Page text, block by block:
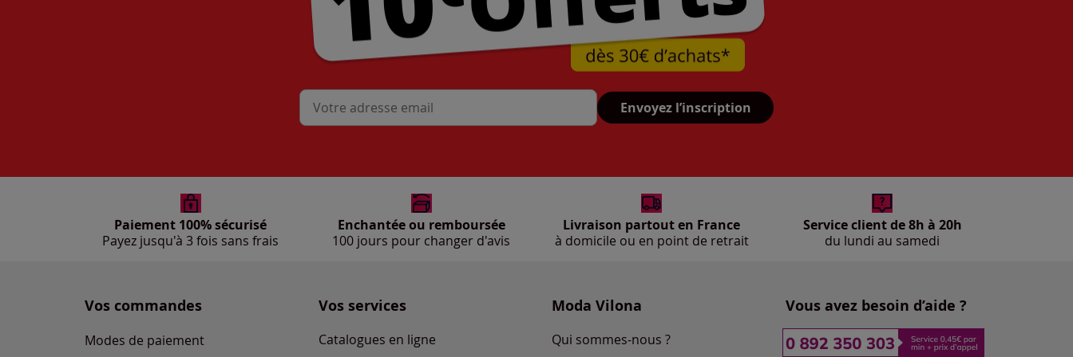
Mon adresse mail Envoyez l’inscription
Paiement 100% sécurisé
Payez jusqu'à 3 fois sans frais
Enchantée ou remboursée
100 jours pour changer d'avis
Livraison partout en France
à domicile ou en point de retrait
Service client de 8h à 20h
du lundi au samedi
Vos commandes
Modes de paiement
Vos services
Catalogues en ligne
Moda Vilona
Qui sommes-nous ?
Vous avez besoin d’aide ?